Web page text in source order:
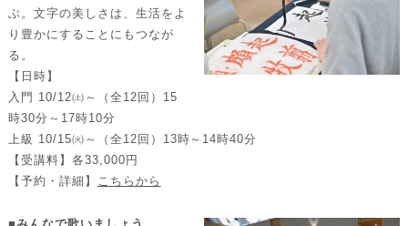
ぶ。文字の美しさは、生活をよ
り豊かにすることにもつなが
る。
【日時】
入門 10/12㈯～（全12回）15
時30分～17時10分
上級 10/15㈫～（全12回）13時～14時40分
【受講料】各33,000円
【予約・詳細】
こちらから